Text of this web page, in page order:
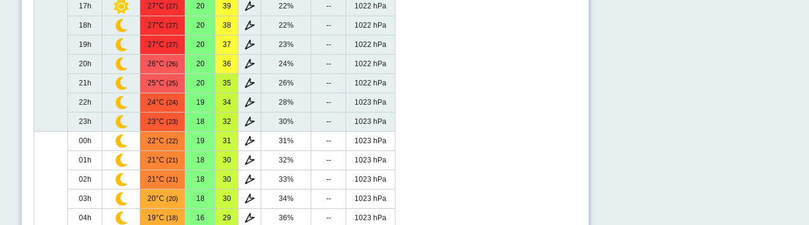
17h 27°C (27) 20 39 22% -- 1022 hPa
18h 27°C (27) 20 38 22% -- 1022 hPa
19h 27°C (27) 20 37 23% -- 1022 hPa
20h 26°C (26) 20 36 24% -- 1022 hPa
21h 25°C (25) 20 35 26% -- 1022 hPa
22h 24°C (24) 19 34 28% -- 1023 hPa
23h 23°C (23) 18 32 30% -- 1023 hPa
00h 22°C (22) 19 31 31% -- 1023 hPa
01h 21°C (21) 18 30 32% -- 1023 hPa
02h 21°C (21) 18 30 33% -- 1023 hPa
03h 20°C (20) 18 30 34% -- 1023 hPa
04h 19°C (18) 16 29 36% -- 1023 hPa